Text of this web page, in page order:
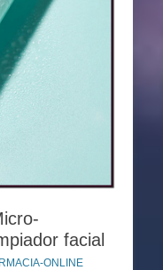
facial
ONLINE